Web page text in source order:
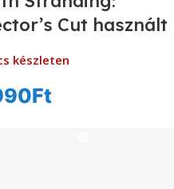
Cut használt
készleten
Ft